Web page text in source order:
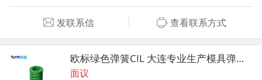
发联系信 查看联系方式
欧标绿色弹簧CIL 大连专业生产模具弹簧厂家
面议